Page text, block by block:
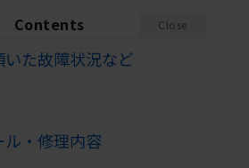
Contents Close
た故障状況など
・修理内容